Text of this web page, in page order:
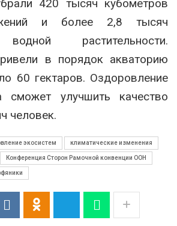
420 тысяч кубометров
и более 2,8 тысяч
растительности.
в порядок акваторию
60 гектаров. Оздоровление
сможет улучшить качество
человек.
экосистем климатические изменения
Конференция Сторон Рамочной конвенции ООН